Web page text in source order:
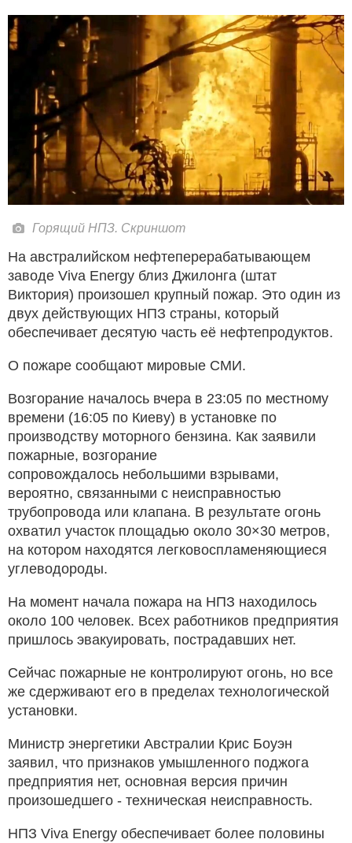
Горящий НПЗ. Скриншот
На австралийском нефтеперерабатывающем
заводе Viva Energy близ Джилонга (штат
Виктория) произошел крупный пожар. Это один из
двух действующих НПЗ страны, который
обеспечивает десятую часть её нефтепродуктов.
О пожаре сообщают мировые СМИ.
Возгорание началось вчера в 23:05 по местному
времени (16:05 по Киеву) в установке по
производству моторного бензина. Как заявили
пожарные, возгорание
сопровождалось небольшими взрывами,
вероятно, связанными с неисправностью
трубопровода или клапана. В результате огонь
охватил участок площадью около 30×30 метров,
на котором находятся легковоспламеняющиеся
углеводороды.
На момент начала пожара на НПЗ находилось
около 100 человек. Всех работников предприятия
пришлось эвакуировать, пострадавших нет.
Сейчас пожарные не контролируют огонь, но все
же сдерживают его в пределах технологической
установки.
Министр энергетики Австралии Крис Боуэн
заявил, что признаков умышленного поджога
предприятия нет, основная версия причин
произошедшего - техническая неисправность.
НПЗ Viva Energy обеспечивает более половины